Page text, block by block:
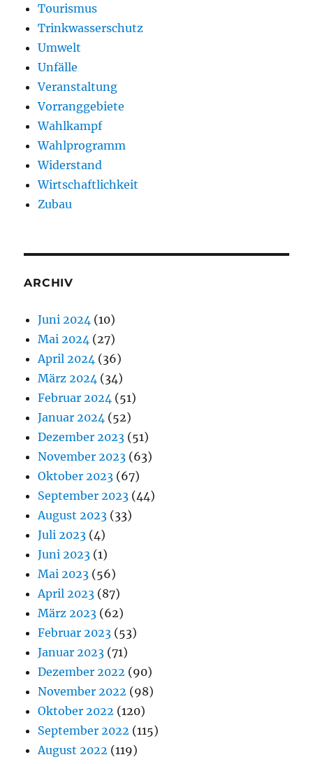
Tourismus
Trinkwasserschutz
Umwelt
Unfälle
Veranstaltung
Vorranggebiete
Wahlkampf
Wahlprogramm
Widerstand
Wirtschaftlichkeit
Zubau
ARCHIV
Juni 2024 (10)
Mai 2024 (27)
April 2024 (36)
März 2024 (34)
Februar 2024 (51)
Januar 2024 (52)
Dezember 2023 (51)
November 2023 (63)
Oktober 2023 (67)
September 2023 (44)
August 2023 (33)
Juli 2023 (4)
Juni 2023 (1)
Mai 2023 (56)
April 2023 (87)
März 2023 (62)
Februar 2023 (53)
Januar 2023 (71)
Dezember 2022 (90)
November 2022 (98)
Oktober 2022 (120)
September 2022 (115)
August 2022 (119)